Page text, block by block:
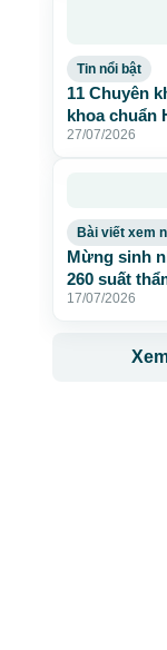
Tin nổi bật
11 Chuyên
khoa chuẩn
27/07/2026
Bài viết xem
Mừng sinh
260 suất
17/07/2026